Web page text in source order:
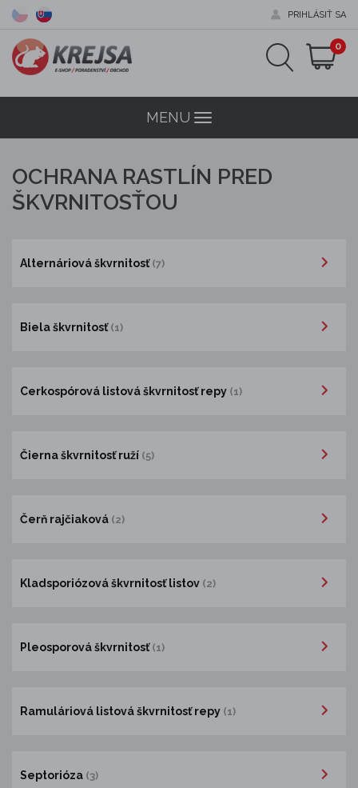
PRIHLÁSIŤ SA
0
MENU Menu
OCHRANA RASTLÍN PRED
ŠKVRNITOSŤOU
Alternáriová škvrnitosť (7)
Biela škvrnitosť (1)
Cerkospórová listová škvrnitosť repy (1)
Čierna škvrnitosť ruží (5)
Čerň rajčiaková (2)
Kladsporiózová škvrnitosť listov (2)
Pleosporová škvrnitosť (1)
Ramuláriová listová škvrnitosť repy (1)
Septorióza (3)